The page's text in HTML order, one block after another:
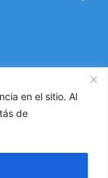
en el sitio. Al
de
2021 ©